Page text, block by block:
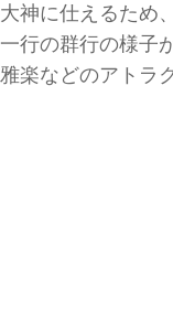
神に仕えるため
行の群行の様子
楽などのアトラ